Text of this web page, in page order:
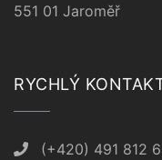
551 01 Jaroměř
RYCHLÝ
(+420) 491 812